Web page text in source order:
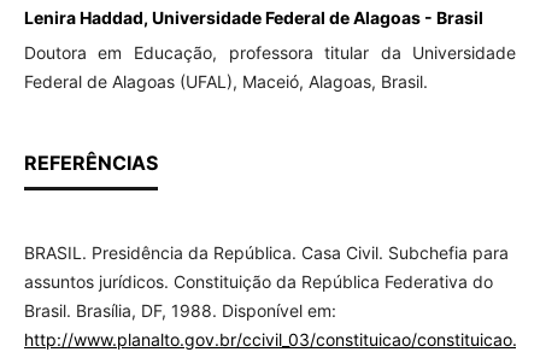
Lenira Haddad, Universidade Federal de Alagoas - Brasil
Doutora em Educação, professora titular da Universidade
Federal de Alagoas (UFAL), Maceió, Alagoas, Brasil.
REFERÊNCIAS
BRASIL. Presidência da República. Casa Civil. Subchefia para
assuntos jurídicos. Constituição da República Federativa do
Brasil. Brasília, DF, 1988. Disponível em:
http://www.planalto.gov.br/ccivil_03/constituicao/